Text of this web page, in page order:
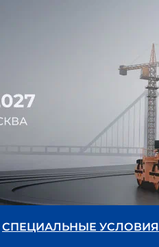
СПЕЦИАЛЬНЫЕ УСЛОВИЯ